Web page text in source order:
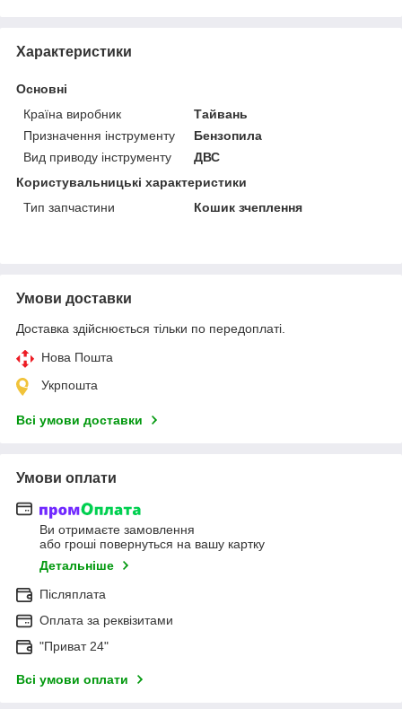
Характеристики
Основні
Країна виробник
Тайвань
Призначення інструменту
Бензопила
Вид приводу інструменту
ДВС
Користувальницькі характеристики
Тип запчастини
Кошик зчеплення
Умови доставки
Доставка здійснюється тільки по передоплаті.
Нова Пошта
Укрпошта
Всі умови доставки
Умови оплати
Ви отримаєте замовлення
або гроші повернуться на вашу картку
Детальніше
Післяплата
Оплата за реквізитами
"Приват 24"
Всі умови оплати